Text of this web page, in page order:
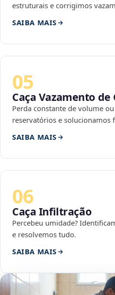
estruturais e corrigimos
SAIBA MAIS
05
Caça Vazamento
Perda constante de volume
reservatórios e solucionamos
SAIBA MAIS
06
Caça Infiltração
Percebeu umidade?
e resolvemos tudo.
SAIBA MAIS